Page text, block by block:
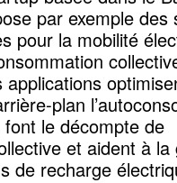
par exemple des
pour la mobilité
applications
plan
le décompte de
et aident à
de recharge